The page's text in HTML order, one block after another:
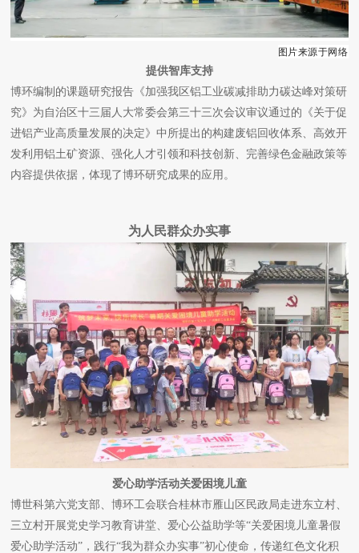
图片来源于网络
提供智库支持
博环编制的课题研究报告《加强我区铝工业碳减排助力碳达峰对策研
究》为自治区十三届人大常委会第三十三次会议审议通过的《关于促
进铝产业高质量发展的决定》中所提出的构建废铝回收体系、高效开
发利用铝土矿资源、强化人才引领和科技创新、完善绿色金融政策等
内容提供依据，体现了博环研究成果的应用。
为人民群众办实事
爱心助学活动关爱困境儿童
博世科第六党支部、博环工会联合桂林市雁山区民政局走进东立村、
三立村开展党史学习教育讲堂、爱心公益助学等“关爱困境儿童暑假
爱心助学活动”，践行“我为群众办实事”初心使命，传递红色文化积